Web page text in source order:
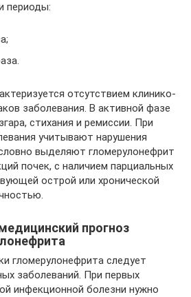
периоды:
отсутствием клинико-
заболевания. В активной фазе
стихания и ремиссии. При
учитывают нарушения
выделяют гломерулонефрит
почек, с наличием парциальных
острой или хронической
прогноз
гломерулонефрита следует
заболеваний. При первых
инфекционной болезни нужно